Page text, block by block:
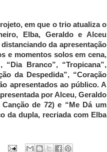
em que o trio atualiza o
Elba, Geraldo e Alceu
da apresentação
e momentos solos em cena,
Branco”, “Tropicana”,
da Despedida”, “Coração
apresentados ao público. A
por Alceu, Geraldo
de 72) e “Me Dá um
da dupla, recriada com Elba